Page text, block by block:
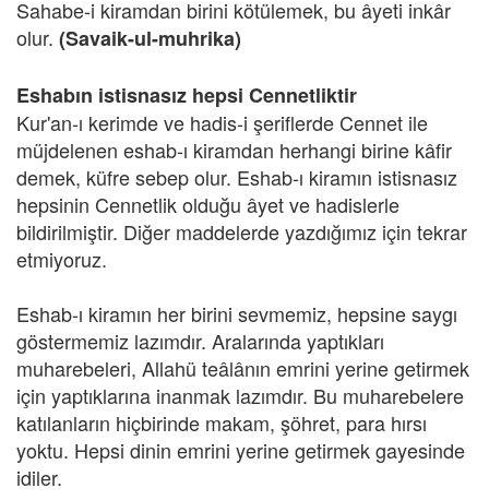
Sahabe-i kiramdan birini kötülemek, bu âyeti inkâr
olur. (Savaik-ul-muhrika)
Eshabın istisnasız hepsi Cennetliktir
Kur'an-ı kerimde ve hadis-i şeriflerde Cennet ile
müjdelenen eshab-ı kiramdan herhangi birine kâfir
demek, küfre sebep olur. Eshab-ı kiramın istisnasız
hepsinin Cennetlik olduğu âyet ve hadislerle
bildirilmiştir. Diğer maddelerde yazdığımız için tekrar
etmiyoruz.
Eshab-ı kiramın her birini sevmemiz, hepsine saygı
göstermemiz lazımdır. Aralarında yaptıkları
muharebeleri, Allahü teâlânın emrini yerine getirmek
için yaptıklarına inanmak lazımdır. Bu muharebelere
katılanların hiçbirinde makam, şöhret, para hırsı
yoktu. Hepsi dinin emrini yerine getirmek gayesinde
idiler.